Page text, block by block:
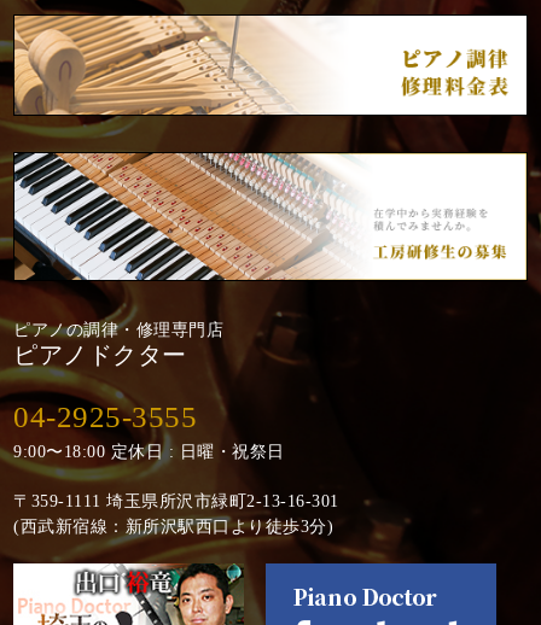
ピアノの調律・修理専門店
ピアノドクター
04-2925-3555
9:00〜18:00 定休日 : 日曜・祝祭日
〒359-1111 埼玉県所沢市緑町2-13-16-301
(西武新宿線：新所沢駅西口より徒歩3分)